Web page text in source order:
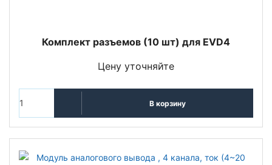
Комплект разъемов (10 шт) для EVD4
Цену уточняйте
В корзину